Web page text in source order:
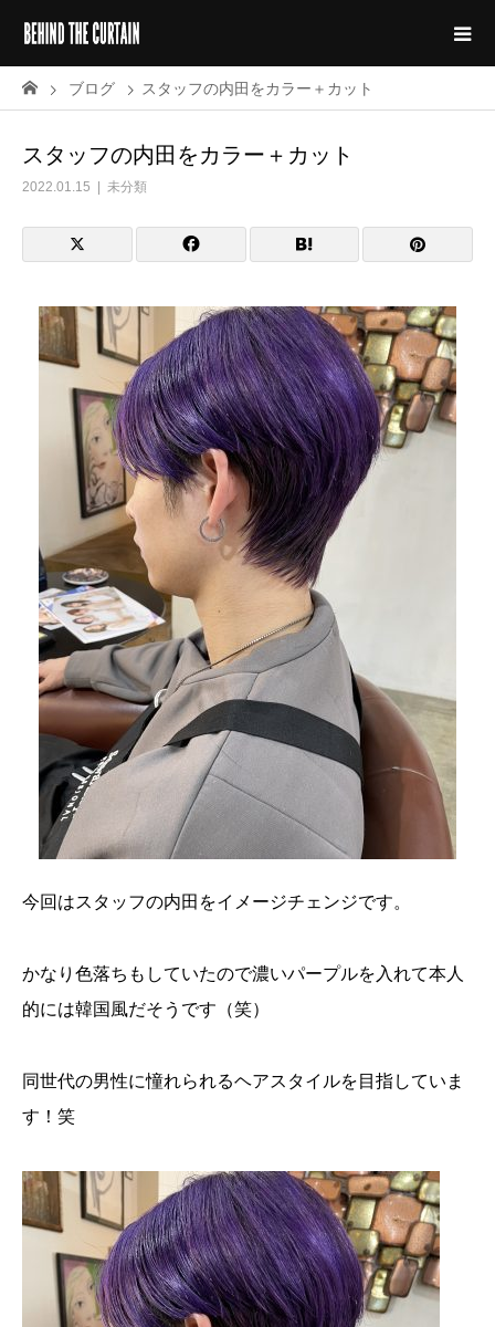
ブログ スタッフの内田をカラー＋カット
スタッフの内田をカラー＋カット
2022.01.15 未分類
今回はスタッフの内田をイメージチェンジです。
かなり色落ちもしていたので濃いパープルを入れて本人
的には韓国風だそうです（笑）
同世代の男性に憧れられるヘアスタイルを目指していま
す！笑